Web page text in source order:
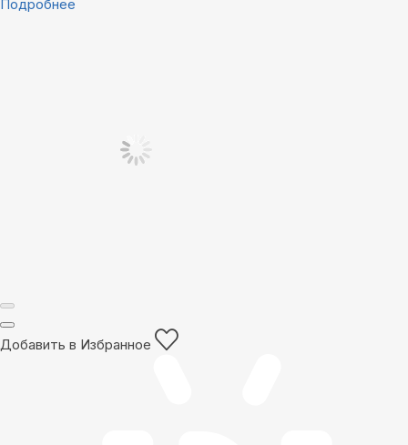
Подробнее
Добавить в Избранное